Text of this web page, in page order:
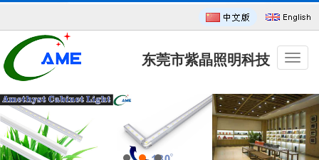
导
航
单
东莞市紫晶照明科技
有限公司